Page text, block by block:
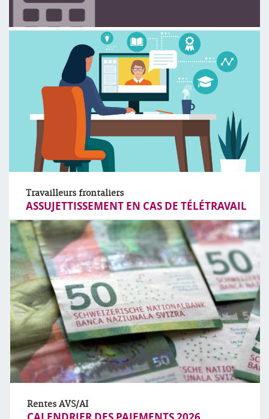
Travailleurs frontaliers
ASSUJETTISSEMENT EN CAS DE TÉLÉTRAVAIL
Rentes AVS/AI